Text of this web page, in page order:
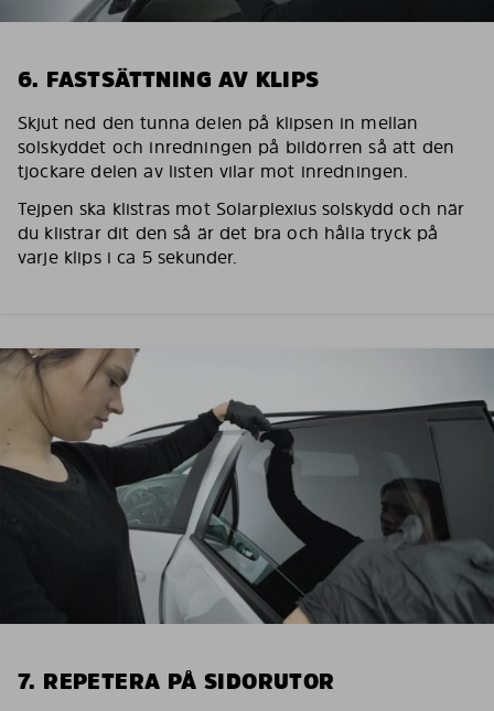
6. FASTSÄTTNING AV KLIPS
Skjut ned den tunna delen på klipsen in mellan
solskyddet och inredningen på bildörren så att den
tjockare delen av listen vilar mot inredningen.
Tejpen ska klistras mot Solarplexius solskydd och när
du klistrar dit den så är det bra och hålla tryck på
varje klips i ca 5 sekunder.
7. REPETERA PÅ SIDORUTOR